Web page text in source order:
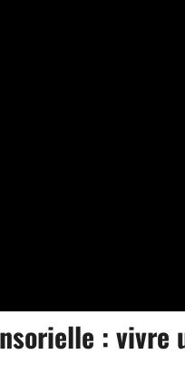
: vivre